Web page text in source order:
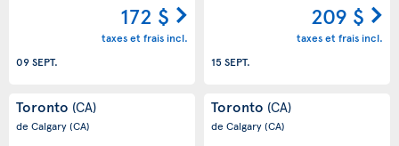
172 $
taxes et frais incl.
09 SEPT.
209 $
taxes et frais incl.
15 SEPT.
Toronto (CA)
de Calgary(CA)
Toronto (CA)
de Calgary(CA)